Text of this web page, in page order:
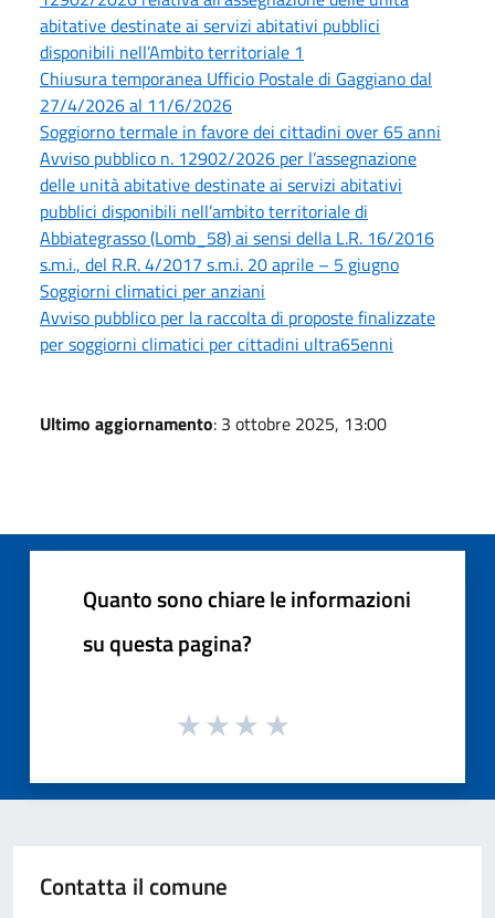
abitative destinate ai servizi abitativi pubblici
disponibili nell’Ambito territoriale 1
Chiusura temporanea Ufficio Postale di Gaggiano dal
27/4/2026 al 11/6/2026
Soggiorno termale in favore dei cittadini over 65 anni
Avviso pubblico n. 12902/2026 per l’assegnazione
delle unità abitative destinate ai servizi abitativi
pubblici disponibili nell’ambito territoriale di
Abbiategrasso (Lomb_58) ai sensi della L.R. 16/2016
s.m.i., del R.R. 4/2017 s.m.i. 20 aprile – 5 giugno
Soggiorni climatici per anziani
Avviso pubblico per la raccolta di proposte finalizzate
per soggiorni climatici per cittadini ultra65enni
Ultimo aggiornamento: 3 ottobre 2025, 13:00
Quanto sono chiare le informazioni
su questa pagina?
Contatta il comune